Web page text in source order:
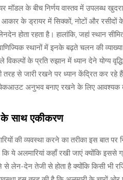
मॉडल के बीच निर्णय वास्तव में उपलब्ध
के ड्रायर में सिक्कों, नोटों और रसीदों
होता रहता है। हालांकि, जहां स्थान
स्थानों में इनके बढ़ते चलन की
विकल्पों के प्रति रुझान में ध्यान देने
तरह से जारी रखने पर ध्यान केंद्रित कर
चेकआउट अनुभव बनाए रखने के लिए आवश्यक
साथ एकीकरण
की व्यवस्था करने का तरीका इस बात पर
ये अलमारियां कहाँ रखी जाएं क्योंकि इससे
लेन-देन तेजी से होता है क्योंकि किसी भी